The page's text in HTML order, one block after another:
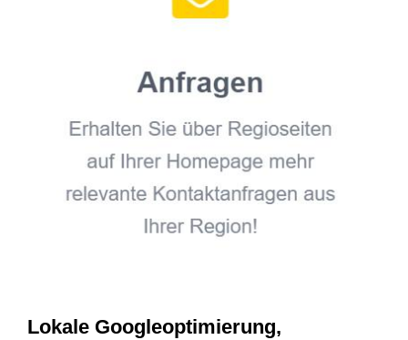
Lokale Googleoptimierung,